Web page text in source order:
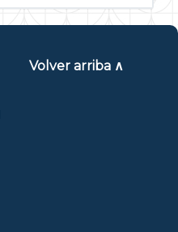
Volver arriba ∧